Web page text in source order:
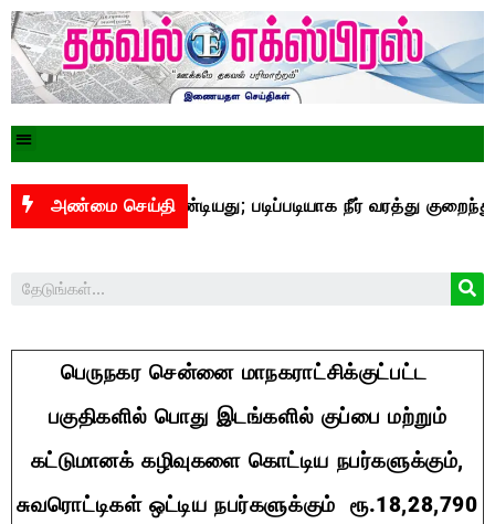
அண்மை செய்தி
தாண்டியது; படிப்படியாக நீர் வரத்து குறைந்து வருகிறது
பெருநகர சென்னை மாநகராட்சிக்குட்பட்ட
பகுதிகளில் பொது இடங்களில் குப்பை மற்றும்
கட்டுமானக் கழிவுகளை கொட்டிய நபர்களுக்கும்,
சுவரொட்டிகள் ஒட்டிய நபர்களுக்கும் ரூ.18,28,790